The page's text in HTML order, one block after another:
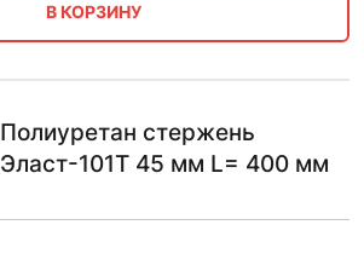
В КОРЗИНУ
Полиуретан стержень
Эласт-101Т 45 мм L= 400 мм